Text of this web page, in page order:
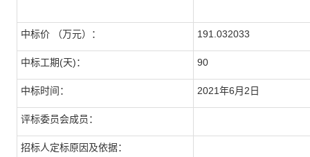
中标价 （万元） ： 191.032033
中标工期(天)： 90
中标时间： 2021年6月2日
评标委员会成员：
招标人定标原因及依据：